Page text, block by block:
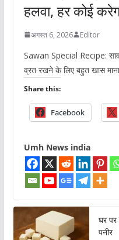
हलवा, हर कोई
अगस्त 6, 2026 Editor
Sawan Special Recipe:
व्रत रखने के लिए बहुत खास
Share this:
Facebook
Umh News india
घर पर
पनीर